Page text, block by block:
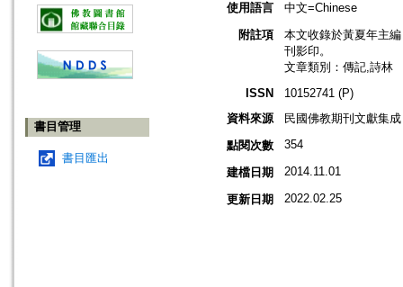
書目管理
書目匯出
使用語言
中文=Chinese
附註項
本文收錄於黃夏年主
刊影印。
文章類別：傳記,詩林
ISSN
10152741 (P)
資料來源
民國佛教期刊文獻集
點閱次數
354
建檔日期 2014.11.01
更新日期 2022.02.25